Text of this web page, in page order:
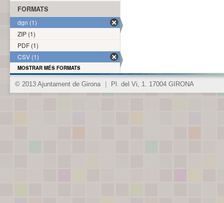
FORMATS
dgn (1)
ZIP (1)
PDF (1)
CSV (1)
MOSTRAR MÉS FORMATS
© 2013 Ajuntament de Girona Pl. del Vi, 1. 17004 GIRONA